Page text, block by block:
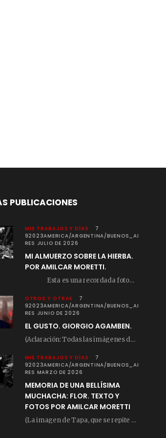
PUBLICACIONES
MIS TRABAJOS Y DÍAS
7
92023AMERICA/ARGENTINA/BUENOS_AI
RES JULIO DE 2026
MI ALMUERZO SOBRE LA HIERBA.
POR AMILCAR MORETTI.
Esta es una recordada fotografía que registré…
OTROS Y OTRAS
7
92023AMERICA/ARGENTINA/BUENOS_AI
RES JUNIO DE 2026
EL GUSTO. GIORGIO AGAMBEN.
(Aclaración: Todas las imágenes de este posteo fueron tomadas de Bloghemia.com, y todos los…
MIS TRABAJOS Y DÍAS
7
92023AMERICA/ARGENTINA/BUENOS_AI
RES MARZO DE 2026
MEMORIA DE UNA BELLÍSIMA
MUCHACHA: FLOR. TEXTO Y
FOTOS POR AMILCAR MORETTI
(La imagen de Tapa, que se repite arriba, fue compuesta por Amilcar Moretti el viernes…